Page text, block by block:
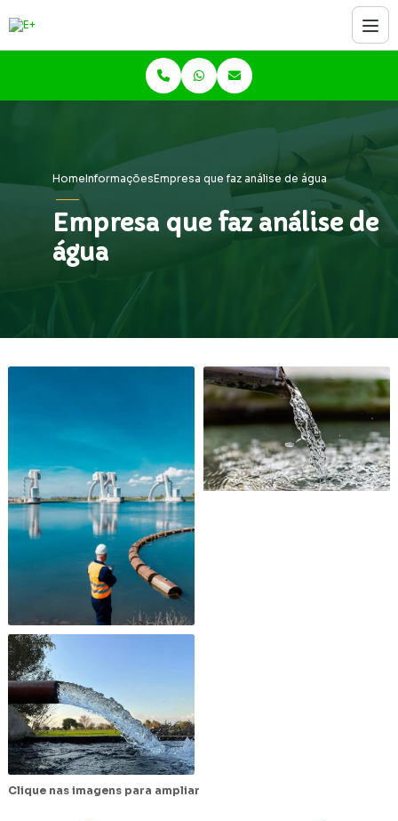
HomeInformaçõesEmpresa que faz análise de água
Empresa que faz análise de
água
Clique nas imagens para ampliar